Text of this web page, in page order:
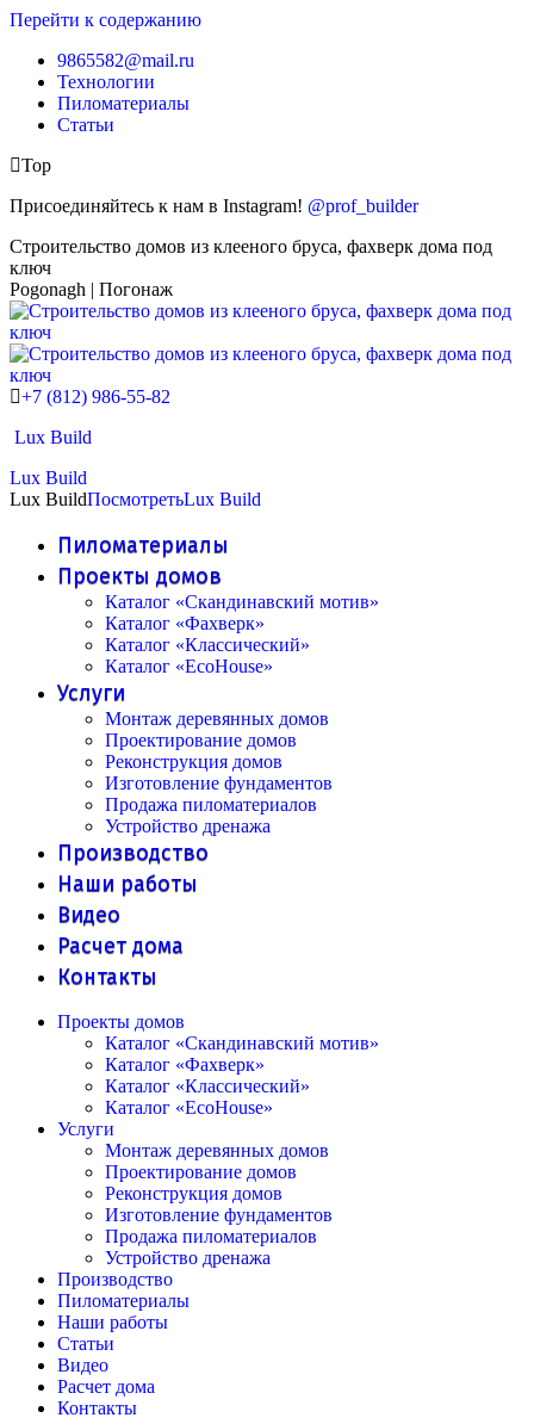
Перейти к содержанию
9865582@mail.ru
Технологии
Пиломатериалы
Статьи
Top
Присоединяйтесь к нам в Instagram! @prof_builder
Строительство домов из клееного бруса, фахверк дома под
ключ
Pogonagh | Погонаж
+7 (812) 986-55-82
Lux Build
Lux Build
Lux BuildПосмотретьLux Build
Пиломатериалы
Проекты домов
Каталог «Скандинавский мотив»
Каталог «Фахверк»
Каталог «Классический»
Каталог «EcoHouse»
Услуги
Монтаж деревянных домов
Проектирование домов
Реконструкция домов
Изготовление фундаментов
Продажа пиломатериалов
Устройство дренажа
Производство
Наши работы
Видео
Расчет дома
Контакты
Проекты домов
Каталог «Скандинавский мотив»
Каталог «Фахверк»
Каталог «Классический»
Каталог «EcoHouse»
Услуги
Монтаж деревянных домов
Проектирование домов
Реконструкция домов
Изготовление фундаментов
Продажа пиломатериалов
Устройство дренажа
Производство
Пиломатериалы
Наши работы
Статьи
Видео
Расчет дома
Контакты